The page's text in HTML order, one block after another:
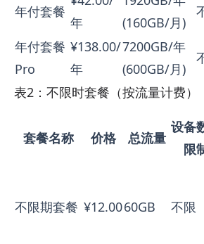
年付套餐
年
(160GB/月)
年付套餐
Pro
¥138.00/
年
7200GB/年
(600GB/月)
表2：不限时套餐（按流量计费）
套餐名称 价格 总流量
设备
限
不限期套餐 ¥12.0060GB 不限